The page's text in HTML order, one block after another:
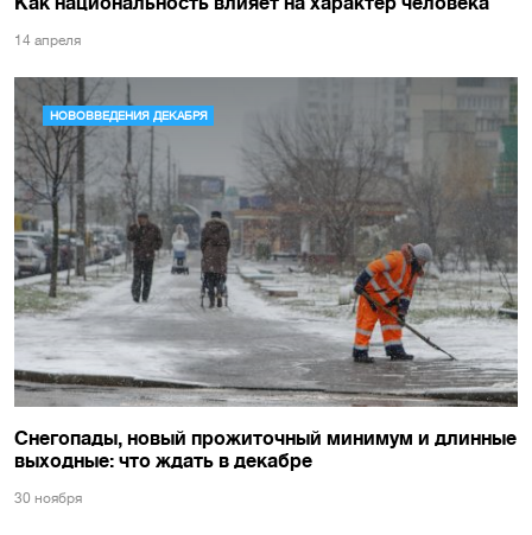
14 апреля
НОВОВВЕДЕНИЯ ДЕКАБРЯ
Снегопады, новый прожиточный минимум и длинные
выходные: что ждать в декабре
30 ноября